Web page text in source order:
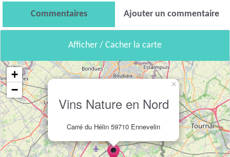
Commentaires Ajouter un commentaire
Afficher / Cacher la carte
Vins Nature en Nord
Carré du Hélin 59710 Ennevelin
×
+
−